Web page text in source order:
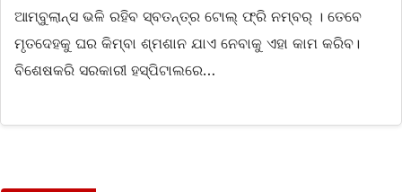
ଆମ୍ବୁଲାନ୍ସ ଭଳି ରହିବ ସ୍ବତନ୍ତ୍ର ଟୋଲ୍‌ ଫ୍ରି ନମ୍ବର୍ । ତେବେ
ମୃତଦେହକୁ ଘର କିମ୍ବା ଶ୍ମଶାନ ଯାଏ ନେବାକୁ ଏହା କାମ କରିବ।
ବିଶେଷକରି ସରକାରୀ ହସ୍ପିଟାଲରେ…